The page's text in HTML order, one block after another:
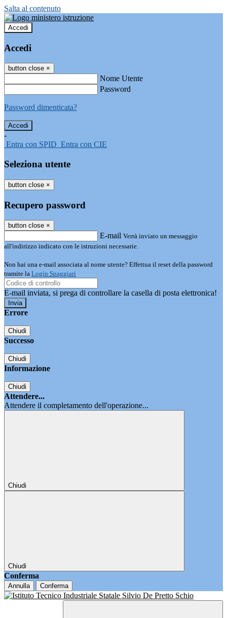
Salta al contenuto
Accedi
Accedi
button close ×
Nome Utente
Password
Password dimenticata?
-
Entra con SPID Entra con CIE
Seleziona utente
button close ×
Recupero password
button close ×
E-mail Verrà inviato un messaggio
all'indirizzo indicato con le istruzioni necessarie.
Non hai una e-mail associata al nome utente? Effettua il reset della password
tramite la Login Spaggiari
E-mail inviata, si prega di controllare la casella di posta elettronica!
Errore
Chiudi
Successo
Chiudi
Informazione
Chiudi
Attendere...
Attendere il completamento dell'operazione...
Chiudi
Chiudi
Conferma
Annulla Conferma